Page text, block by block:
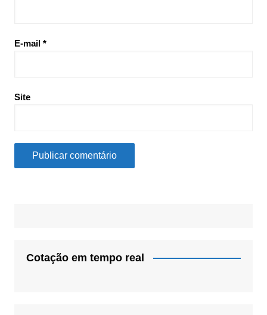
E-mail *
Site
Cotação em tempo real